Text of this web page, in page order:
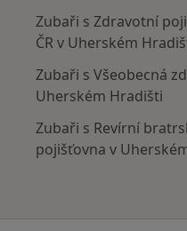
Zubaři s Zdravotní
ČR v Uherském
Zubaři s Všeobecná
Uherském Hradišti
Zubaři s Revírní
pojišťovna v